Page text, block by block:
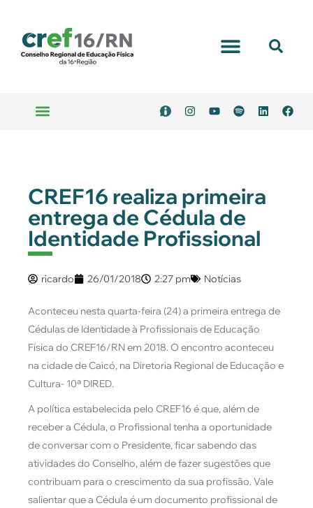
CREF16 realiza primeira
entrega de Cédula de
Identidade Profissional
ricardo 26/01/2018 2:27 pm Notícias
Aconteceu nesta quarta-feira (24) a primeira entrega de
Cédulas de Identidade à Profissionais de Educação
Física do CREF16/RN em 2018. O encontro aconteceu
na cidade de Caicó, na Diretoria Regional de Educação e
Cultura- 10ª DIRED.
A política estabelecida pelo CREF16 é que, além de
receber a Cédula, o Profissional tenha a oportunidade
de conversar com o Presidente, ficar sabendo das
atividades do Conselho, além de fazer sugestões que
contribuam para o crescimento da sua profissão. Vale
salientar que a Cédula é um documento profissional de